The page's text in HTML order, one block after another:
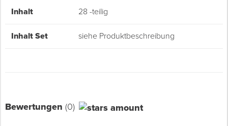
Inhalt 28 -teilig
Inhalt Set siehe Produktbeschreibung
Bewertungen (0)